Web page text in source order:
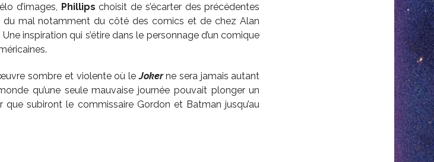
d’images, Phillips choisit de s’écarter des précédentes
du mal notamment du côté des comics et de chez Alan
inspiration qui s’étire dans le personnage d’un comique
sombre et violente où leJokerne sera jamais autant
qu’une seule mauvaise journée pouvait plonger un
subiront le commissaire Gordon et Batman jusqu’au